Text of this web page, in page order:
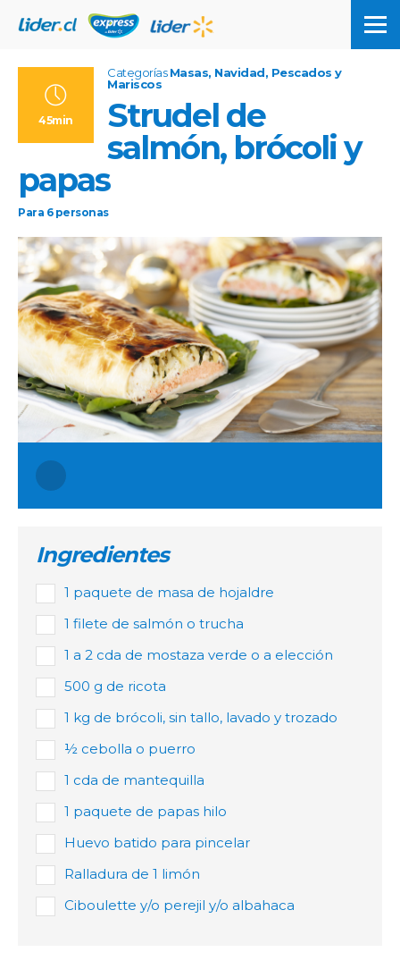
45min
CategoríasMasas, Navidad, Pescados y
Mariscos
Strudel de
salmón, brócoli y
papas
Para 6personas
Ingredientes
1 paquete de masa de hojaldre
1 filete de salmón o trucha
1 a 2 cda de mostaza verde o a elección
500 g de ricota
1 kg de brócoli, sin tallo, lavado y trozado
½ cebolla o puerro
1 cda de mantequilla
1 paquete de papas hilo
Huevo batido para pincelar
Ralladura de 1 limón
Ciboulette y/o perejil y/o albahaca